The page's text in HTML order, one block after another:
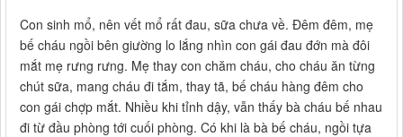
Con sinh mổ, nên vết mổ rất đau, sữa chưa về. Đêm đêm, mẹ
bế cháu ngồi bên giường lo lắng nhìn con gái đau đớn mà đôi
mắt mẹ rưng rưng. Mẹ thay con chăm cháu, cho cháu ăn từng
chút sữa, mang cháu đi tắm, thay tã, bế cháu hàng đêm cho
con gái chợp mắt. Nhiều khi tỉnh dậy, vẫn thấy bà cháu bế nhau
đi từ đầu phòng tới cuối phòng. Có khi là bà bế cháu, ngồi tựa